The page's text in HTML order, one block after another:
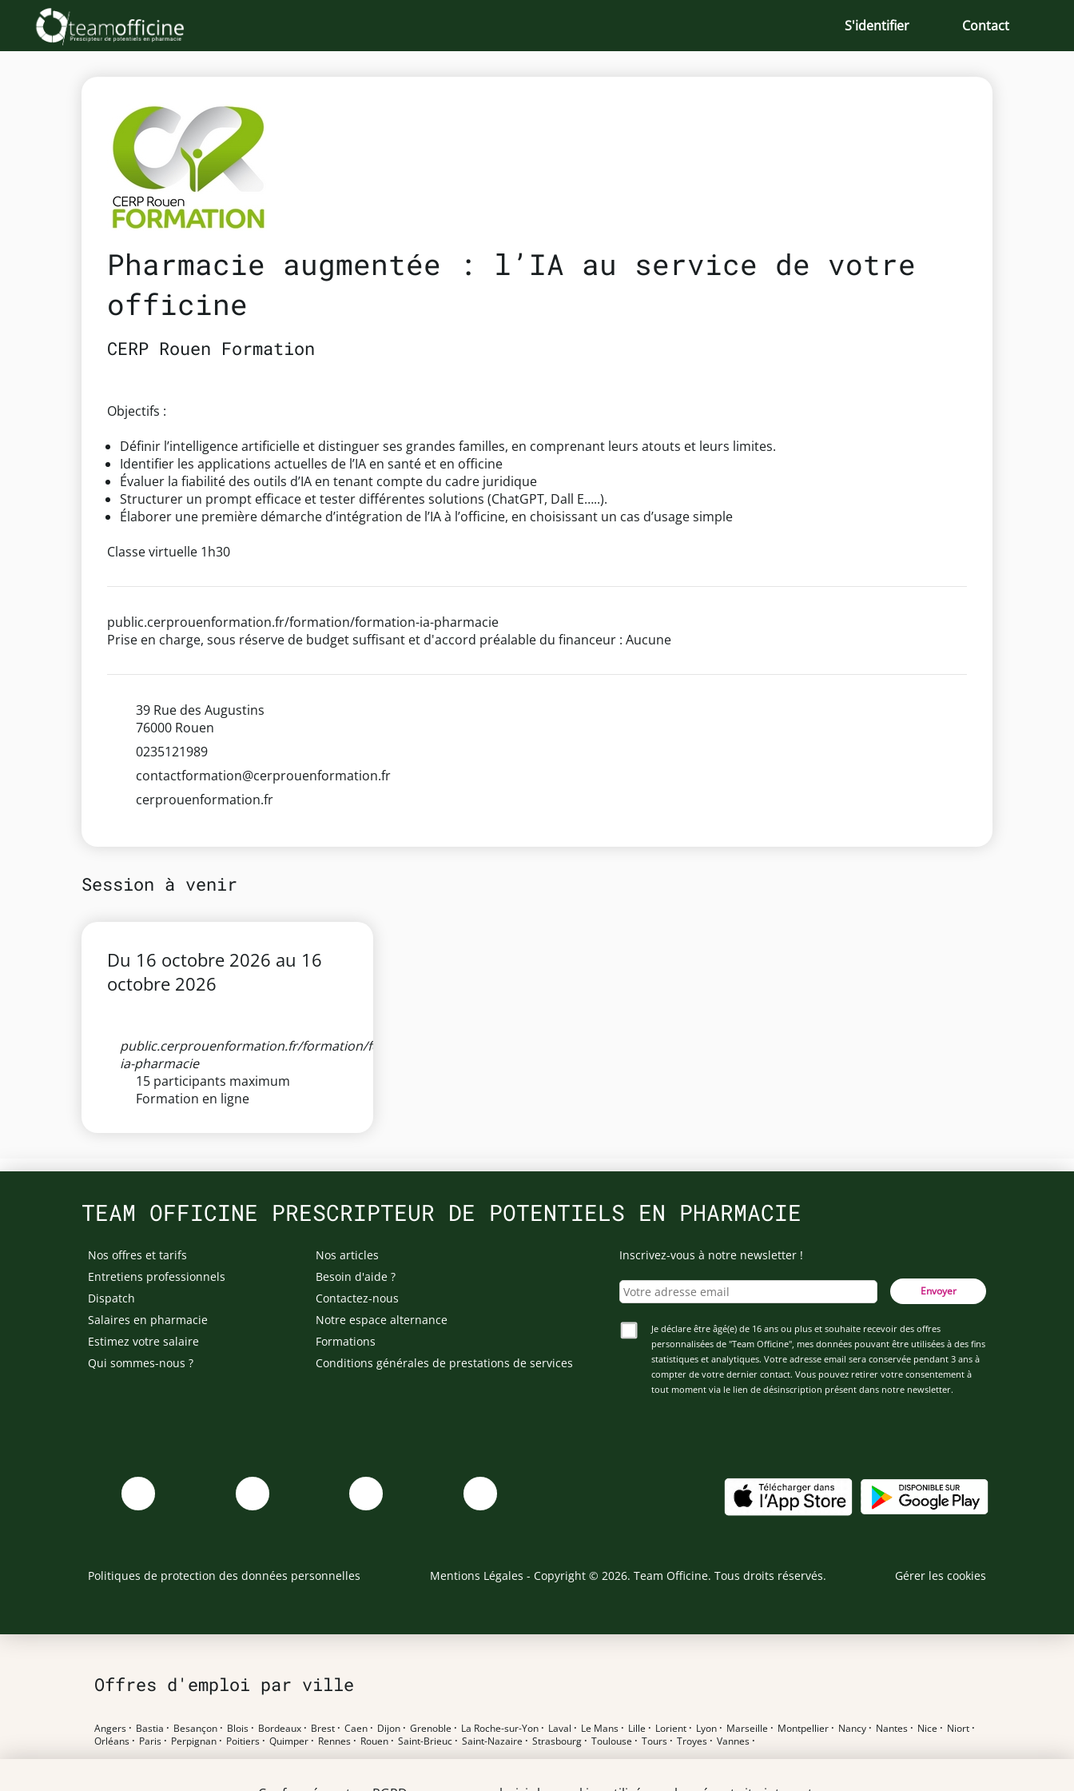
S'identifier Contact
Pharmacie augmentée : l’IA au service de votre
officine
CERP Rouen Formation
Objectifs :
Définir l’intelligence artificielle et distinguer ses grandes familles, en comprenant leurs atouts et leurs limites.
Identifier les applications actuelles de l’IA en santé et en officine
Évaluer la fiabilité des outils d’IA en tenant compte du cadre juridique
Structurer un prompt efficace et tester différentes solutions (ChatGPT, Dall E…..).
Élaborer une première démarche d’intégration de l’IA à l’officine, en choisissant un cas d’usage simple
Classe virtuelle 1h30
public.cerprouenformation.fr/formation/formation-ia-pharmacie
Prise en charge, sous réserve de budget suffisant et d'accord préalable du financeur : Aucune
39 Rue des Augustins
76000 Rouen
0235121989
contactformation@cerprouenformation.fr
cerprouenformation.fr
Session à venir
Du 16 octobre 2026 au 16
octobre 2026
public.cerprouenformation.fr/formation/formation-
ia-pharmacie
15 participants maximum
Formation en ligne
TEAM OFFICINE PRESCRIPTEUR DE POTENTIELS EN PHARMACIE
Nos offres et tarifs
Entretiens professionnels
Dispatch
Salaires en pharmacie
Estimez votre salaire
Qui sommes-nous ?
Nos articles
Besoin d'aide ?
Contactez-nous
Notre espace alternance
Formations
Conditions générales de prestations de services
Inscrivez-vous à notre newsletter !
Envoyer
Je déclare être âgé(e) de 16 ans ou plus et souhaite recevoir des offres
personnalisées de "Team Officine", mes données pouvant être utilisées à des fins
statistiques et analytiques. Votre adresse email sera conservée pendant 3 ans à
compter de votre dernier contact. Vous pouvez retirer votre consentement à
tout moment via le lien de désinscription présent dans notre newsletter.
Politiques de protection des données personnelles Mentions Légales - Copyright © 2026. Team Officine. Tous droits réservés. Gérer les cookies
Offres d'emploi par ville
Angers · Bastia · Besançon · Blois · Bordeaux · Brest · Caen · Dijon · Grenoble · La Roche-sur-Yon · Laval · Le Mans · Lille · Lorient · Lyon · Marseille · Montpellier · Nancy · Nantes · Nice · Niort ·
Orléans · Paris · Perpignan · Poitiers · Quimper · Rennes · Rouen · Saint-Brieuc · Saint-Nazaire · Strasbourg · Toulouse · Tours · Troyes · Vannes ·
Offres d'emploi par poste